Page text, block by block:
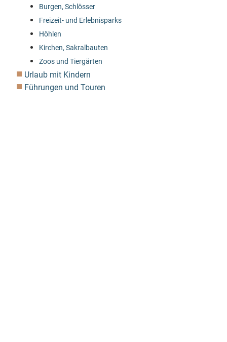
Burgen, Schlösser
Freizeit- und Erlebnisparks
Höhlen
Kirchen, Sakralbauten
Zoos und Tiergärten
Urlaub mit Kindern
Führungen und Touren